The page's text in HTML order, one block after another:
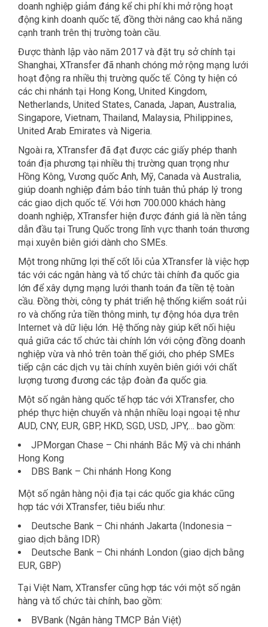
doanh nghiệp giảm đáng kể chi phí khi mở rộng hoạt
động kinh doanh quốc tế, đồng thời nâng cao khả năng
cạnh tranh trên thị trường toàn cầu.
Được thành lập vào năm 2017 và đặt trụ sở chính tại
Shanghai, XTransfer đã nhanh chóng mở rộng mạng lưới
hoạt động ra nhiều thị trường quốc tế. Công ty hiện có
các chi nhánh tại Hong Kong, United Kingdom,
Netherlands, United States, Canada, Japan, Australia,
Singapore, Vietnam, Thailand, Malaysia, Philippines,
United Arab Emirates và Nigeria.
Ngoài ra, XTransfer đã đạt được các giấy phép thanh
toán địa phương tại nhiều thị trường quan trọng như
Hồng Kông, Vương quốc Anh, Mỹ, Canada và Australia,
giúp doanh nghiệp đảm bảo tính tuân thủ pháp lý trong
các giao dịch quốc tế. Với hơn 700.000 khách hàng
doanh nghiệp, XTransfer hiện được đánh giá là nền tảng
dẫn đầu tại Trung Quốc trong lĩnh vực thanh toán thương
mại xuyên biên giới dành cho SMEs.
Một trong những lợi thế cốt lõi của XTransfer là việc hợp
tác với các ngân hàng và tổ chức tài chính đa quốc gia
lớn để xây dựng mạng lưới thanh toán đa tiền tệ toàn
cầu. Đồng thời, công ty phát triển hệ thống kiểm soát rủi
ro và chống rửa tiền thông minh, tự động hóa dựa trên
Internet và dữ liệu lớn. Hệ thống này giúp kết nối hiệu
quả giữa các tổ chức tài chính lớn với cộng đồng doanh
nghiệp vừa và nhỏ trên toàn thế giới, cho phép SMEs
tiếp cận các dịch vụ tài chính xuyên biên giới với chất
lượng tương đương các tập đoàn đa quốc gia.
Một số ngân hàng quốc tế hợp tác với XTransfer, cho
phép thực hiện chuyển và nhận nhiều loại ngoại tệ như
AUD, CNY, EUR, GBP, HKD, SGD, USD, JPY,… bao gồm:
JPMorgan Chase – Chi nhánh Bắc Mỹ và chi nhánh
Hong Kong
DBS Bank – Chi nhánh Hong Kong
Một số ngân hàng nội địa tại các quốc gia khác cũng
hợp tác với XTransfer, tiêu biểu như:
Deutsche Bank – Chi nhánh Jakarta (Indonesia –
giao dịch bằng IDR)
Deutsche Bank – Chi nhánh London (giao dịch bằng
EUR, GBP)
Tại Việt Nam, XTransfer cũng hợp tác với một số ngân
hàng và tổ chức tài chính, bao gồm:
BVBank (Ngân hàng TMCP Bản Việt)